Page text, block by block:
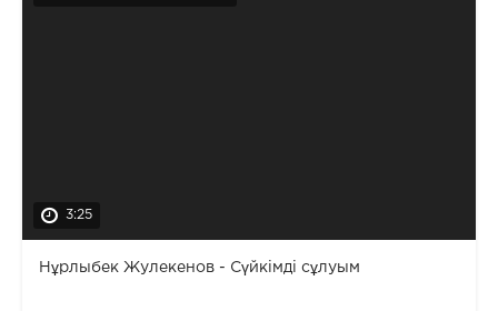
3:25
Нұрлыбек Жулекенов - Сүйкімді сұлуым